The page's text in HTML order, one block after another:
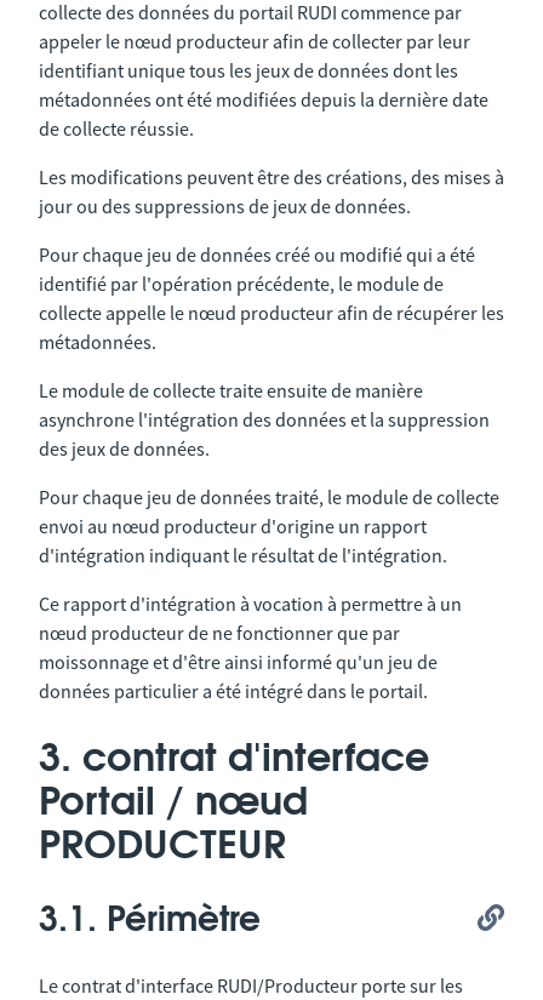
collecte des données du portail RUDI commence par
appeler le nœud producteur afin de collecter par leur
identifiant unique tous les jeux de données dont les
métadonnées ont été modifiées depuis la dernière date
de collecte réussie.
Les modifications peuvent être des créations, des mises à
jour ou des suppressions de jeux de données.
Pour chaque jeu de données créé ou modifié qui a été
identifié par l'opération précédente, le module de
collecte appelle le nœud producteur afin de récupérer les
métadonnées.
Le module de collecte traite ensuite de manière
asynchrone l'intégration des données et la suppression
des jeux de données.
Pour chaque jeu de données traité, le module de collecte
envoi au nœud producteur d'origine un rapport
d'intégration indiquant le résultat de l'intégration.
Ce rapport d'intégration à vocation à permettre à un
nœud producteur de ne fonctionner que par
moissonnage et d'être ainsi informé qu'un jeu de
données particulier a été intégré dans le portail.
3. contrat d'interface
Portail / nœud
PRODUCTEUR
3.1. Périmètre
Le contrat d'interface RUDI/Producteur porte sur les